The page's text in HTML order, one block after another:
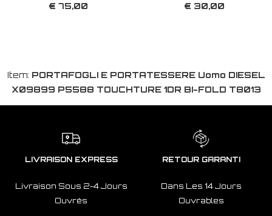
€ 75,00 € 30,00
Item: PORTAFOGLI E PORTATESSERE Uomo DIESEL
X09899 P5588 TOUCHTURE 1DR BI-FOLD T8013
LIVRAISON EXPRESS
Livraison Sous 2-4 Jours
Ouvrés
RETOUR GARANTI
Dans Les 14 Jours
Ouvrables